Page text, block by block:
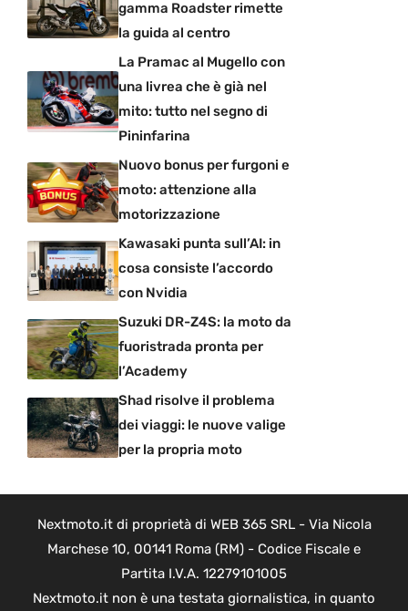
gamma Roadster rimette
la guida al centro
La Pramac al Mugello con
una livrea che è già nel
mito: tutto nel segno di
Pininfarina
Nuovo bonus per furgoni e
moto: attenzione alla
motorizzazione
Kawasaki punta sull’AI: in
cosa consiste l’accordo
con Nvidia
Suzuki DR-Z4S: la moto da
fuoristrada pronta per
l’Academy
Shad risolve il problema
dei viaggi: le nuove valige
per la propria moto
Nextmoto.it di proprietà di WEB 365 SRL - Via Nicola
Marchese 10, 00141 Roma (RM) - Codice Fiscale e
Partita I.V.A. 12279101005
Nextmoto.it non è una testata giornalistica, in quanto